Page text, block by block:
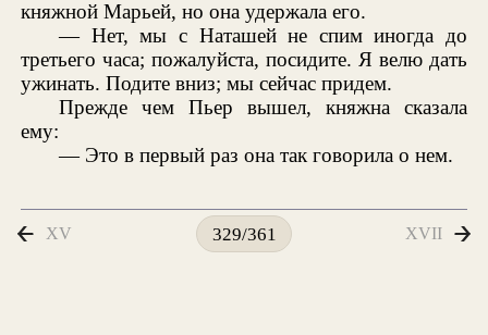
княжной Марьей, но она удержала его.
— Нет, мы с Наташей не спим иногда до
третьего часа; пожалуйста, посидите. Я велю дать
ужинать. Подите вниз; мы сейчас придем.
Прежде чем Пьер вышел, княжна сказала
ему:
— Это в первый раз она так говорила о нем.
XV 329/361 XVII